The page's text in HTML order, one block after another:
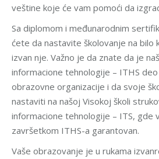
veštine koje će vam pomoći da
Sa diplomom i međunarodnim
ćete da nastavite školovanje na bilo
izvan nje. Važno je da znate da je
informacione tehnologije – ITHS
obrazovne organizacije i da svoje
nastaviti na našoj Visokoj školi
informacione tehnologije – ITS, gde
završetkom ITHS-a garantovan.
Vaše obrazovanje je u rukama